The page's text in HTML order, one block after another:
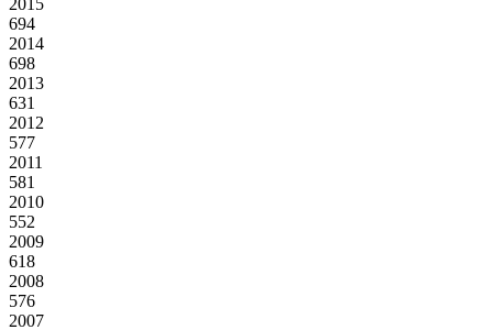
2015
694
2014
698
2013
631
2012
577
2011
581
2010
552
2009
618
2008
576
2007